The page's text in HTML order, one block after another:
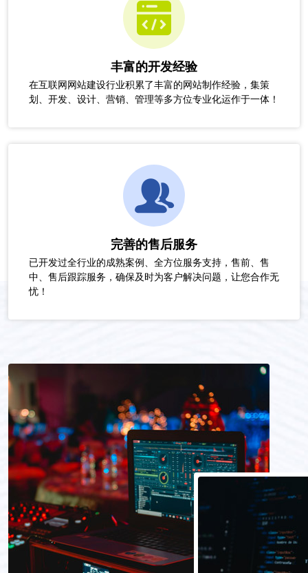
丰富的开发经验
在互联网网站建设行业积累了丰富的网站制作经验，集策
划、开发、设计、营销、管理等多方位专业化运作于一体！
完善的售后服务
已开发过全行业的成熟案例、全方位服务支持，售前、售
中、售后跟踪服务，确保及时为客户解决问题，让您合作无
忧！